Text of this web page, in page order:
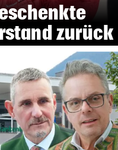
zurück